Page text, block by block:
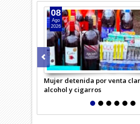
Mujer detenida por venta
alcohol y cigarros
08
Ago
2026